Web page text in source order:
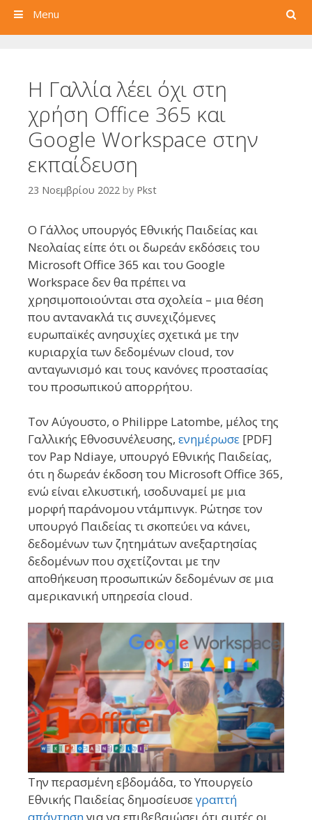
Search
Menu
Η Γαλλία λέει όχι στη
χρήση Office 365 και
Google Workspace στην
εκπαίδευση
23 Νοεμβρίου 2022 by Pkst
Ο Γάλλος υπουργός Εθνικής Παιδείας και
Νεολαίας είπε ότι οι δωρεάν εκδόσεις του
Microsoft Office 365 και του Google
Workspace δεν θα πρέπει να
χρησιμοποιούνται στα σχολεία – μια θέση
που αντανακλά τις συνεχιζόμενες
ευρωπαϊκές ανησυχίες σχετικά με την
κυριαρχία των δεδομένων cloud, τον
ανταγωνισμό και τους κανόνες προστασίας
του προσωπικού απορρήτου.
Τον Αύγουστο, ο Philippe Latombe, μέλος της
Γαλλικής Εθνοσυνέλευσης, ενημέρωσε [PDF]
τον Pap Ndiaye, υπουργό Εθνικής Παιδείας,
ότι η δωρεάν έκδοση του Microsoft Office 365,
ενώ είναι ελκυστική, ισοδυναμεί με μια
μορφή παράνομου ντάμπινγκ. Ρώτησε τον
υπουργό Παιδείας τι σκοπεύει να κάνει,
δεδομένων των ζητημάτων ανεξαρτησίας
δεδομένων που σχετίζονται με την
αποθήκευση προσωπικών δεδομένων σε μια
αμερικανική υπηρεσία cloud.
Την περασμένη εβδομάδα, το Υπουργείο
Εθνικής Παιδείας δημοσίευσεγραπτή
απάντησηγια να επιβεβαιώσει ότι αυτές οι